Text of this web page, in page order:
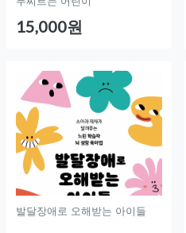
15,000원
발달장애로 오해받는 아이들